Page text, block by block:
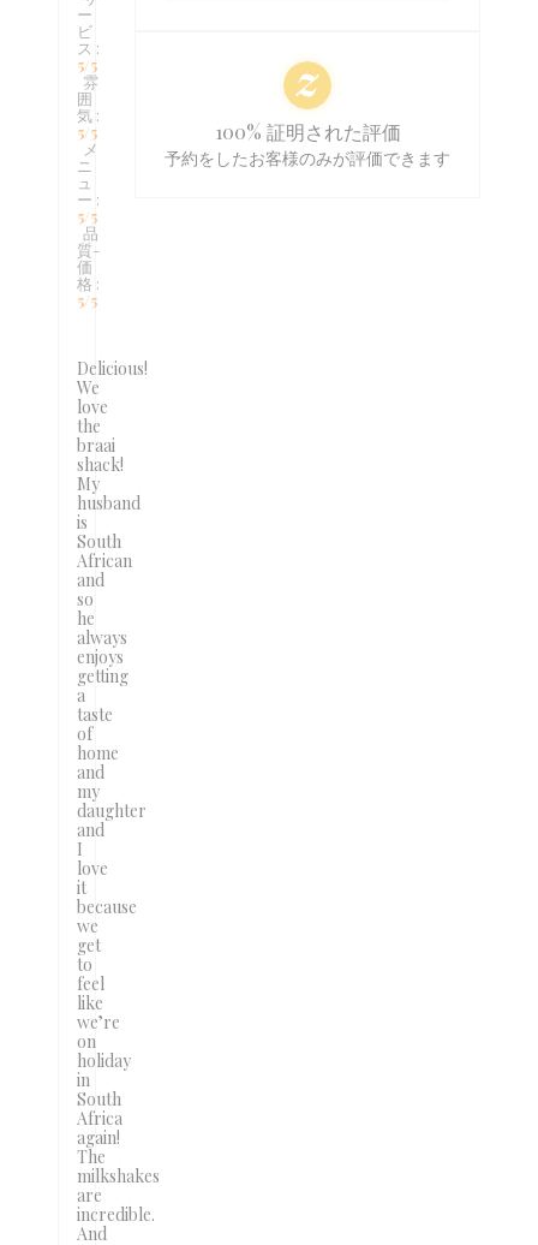
ー
ビ
ス :
5/5
雰
囲
気 :
5/5
メ
ニ
ュ
ー :
5/5
品
質-
価
格 :
5/5
Delicious!
We
love
the
braai
shack!
My
husband
is
South
African
and
so
he
always
enjoys
getting
a
taste
of
home
and
my
daughter
and
I
love
it
because
we
get
to
feel
like
we’re
on
holiday
in
South
Africa
again!
The
milkshakes
are
incredible.
And
100% 証明された評価
予約をしたお客様のみが評価できます